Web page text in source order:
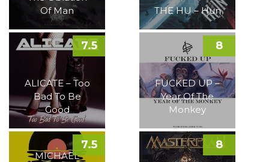
Of Man
THE HU – Hun
ALICATE – Too
Bad To Be
Good
7.5
FUCKED UP –
Year Of The
Monkey
8
MICHAEL
7.5 8